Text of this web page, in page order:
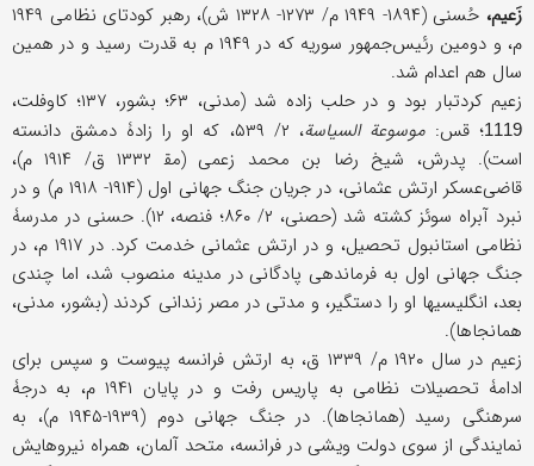
زَعیم،
حُسنی (۱۸۹۴- ۱۹۴۹ م/ ۱۲۷۳- ۱۳۲۸ ش)، رهبر کودتای نظامی ۱۹۴۹
م، و دومین رئیس‌جمهور سوریه که در ۱۹۴۹ م به قدرت رسید و در همین
سال هم اعدام شد.
زعیم کردتبار بود و در حلب زاده شد (مدنی، ۶۳؛ بشور، ۱۳۷؛ کاوفلت،
1119؛ قس:موسوعة السیاسة
، ۲/ ۵۳۹، که او را زادۀ دمشق دانسته
است). پدرش، شیخ رضا بن محمد زعمی (مق‍ ۱۳۳۲ ق/ ۱۹۱۴ م)،
قاضی‌عسکر ارتش عثمانی، در جریان جنگ جهانی اول (۱۹۱۴- ۱۹۱۸ م) و در
نبرد آبراه سوئز کشته شد (حصنی، ۲/ ۸۶۰؛ فنصه، ۱۲). حسنی در مدرسۀ
نظامی استانبول تحصیل، و در ارتش عثمانی خدمت کرد. در ۱۹۱۷ م، در
جنگ جهانی اول به فرماندهی پادگانی در مدینه منصوب شد، اما چندی
بعد، انگلیسیها او را دستگیر، و مدتی در مصر زندانی کردند (بشور، مدنی،
همانجاها).
زعیم در سال ۱۹۲۰ م/ ۱۳۳۹ ق، به ارتش فرانسه پیوست و سپس برای
ادامۀ تحصیلات نظامی به پاریس رفت و در پایان ۱۹۴۱ م، به درجۀ
سرهنگی رسید (همانجاها). در جنگ جهانی دوم (۱۹۳۹-۱۹۴۵ م)، به
نمایندگی از سوی دولت ویشی در فرانسه، متحد آلمان، همراه نیروهایش